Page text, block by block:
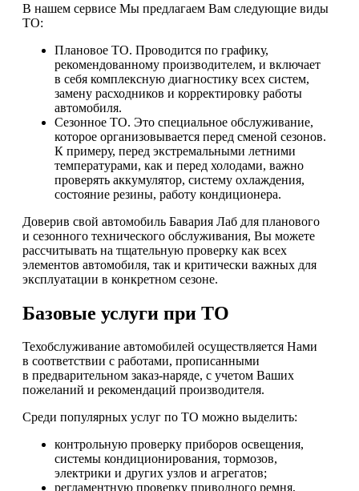
В нашем сервисе Мы предлагаем Вам следующие виды
ТО:
Плановое ТО. Проводится по графику,
рекомендованному производителем, и включает
в себя комплексную диагностику всех систем,
замену расходников и корректировку работы
автомобиля.
Сезонное ТО. Это специальное обслуживание,
которое организовывается перед сменой сезонов.
К примеру, перед экстремальными летними
температурами, как и перед холодами, важно
проверять аккумулятор, систему охлаждения,
состояние резины, работу кондиционера.
Доверив свой автомобиль Бавария Лаб для планового
и сезонного технического обслуживания, Вы можете
рассчитывать на тщательную проверку как всех
элементов автомобиля, так и критически важных для
эксплуатации в конкретном сезоне.
Базовые услуги при ТО
Техобслуживание автомобилей осуществляется Нами
в соответствии с работами, прописанными
в предварительном заказ-наряде, с учетом Ваших
пожеланий и рекомендаций производителя.
Среди популярных услуг по ТО можно выделить:
контрольную проверку приборов освещения,
системы кондиционирования, тормозов,
электрики и других узлов и агрегатов;
регламентную проверку приводного ремня,